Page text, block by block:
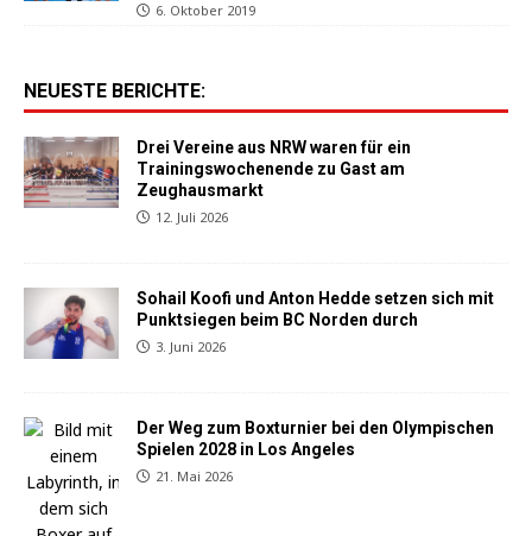
6. Oktober 2019
NEUESTE BERICHTE:
Drei Vereine aus NRW waren für ein
Trainingswochenende zu Gast am
Zeughausmarkt
12. Juli 2026
Sohail Koofi und Anton Hedde setzen sich mit
Punktsiegen beim BC Norden durch
3. Juni 2026
Der Weg zum Boxturnier bei den Olympischen
Spielen 2028 in Los Angeles
21. Mai 2026